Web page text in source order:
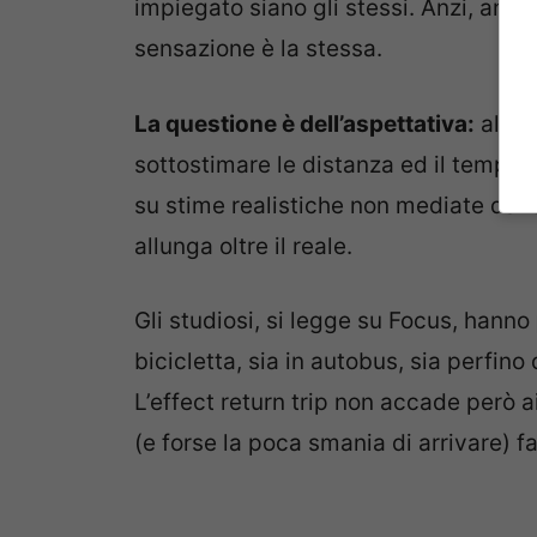
impiegato siano gli stessi. Anzi,
sensazione è la stessa.
La questione è dell’aspettativa:
sottostimare le distanza ed il tempo
su stime realistiche non mediate
allunga oltre il reale.
Gli studiosi, si legge su Focus,
bicicletta, sia in autobus, sia perfino
L’effect return trip non accade però
(e forse la poca smania di arrivare)